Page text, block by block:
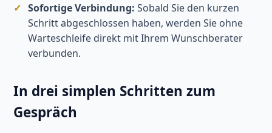
Sofortige Verbindung: Sobald Sie den kurzen
Schritt abgeschlossen haben, werden Sie ohne
Warteschleife direkt mit Ihrem Wunschberater
verbunden.
In drei simplen Schritten zum
Gespräch